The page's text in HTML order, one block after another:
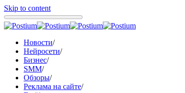
Skip to content
Новости/
Нейросети/
Бизнес/
SMM/
Обзоры/
Реклама на сайте/